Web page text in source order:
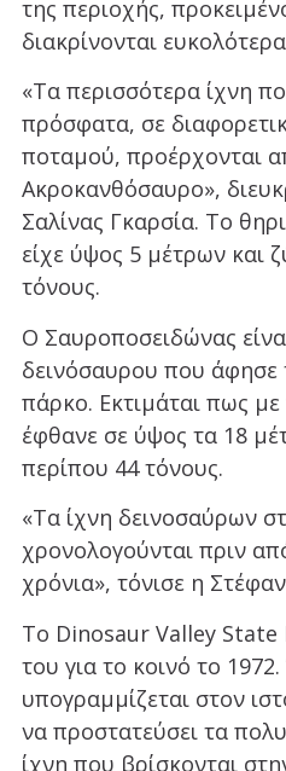
της περιοχής,
διακρίνονται
«Τα περισσότερα ίχνη
πρόσφατα, σε
ποταμού, προέρχονται
Ακροκανθόσαυρο»,
Σαλίνας Γκαρσία. Το
είχε ύψος 5 μέτρων και
τόνους.
Ο Σαυροποσειδώνας
δεινόσαυρου που άφησε
πάρκο. Εκτιμάται πως
έφθανε σε ύψος τα 18
περίπου 44 τόνους.
«Τα ίχνη δεινοσαύρων
χρονολογούνται πριν
χρόνια», τόνισε η
Το Dinosaur Valley State
του για το κοινό το
υπογραμμίζεται στον
να προστατεύσει τα
ίχνη που βρίσκονται